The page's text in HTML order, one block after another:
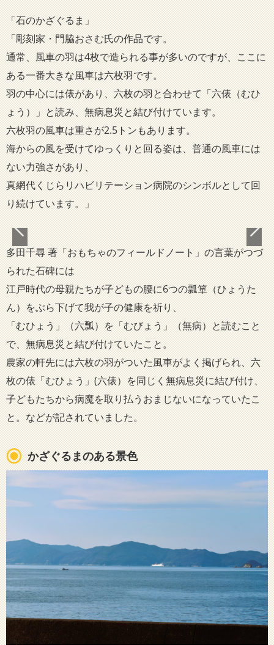
「石のかざぐるま」
「彫刻家・門脇おさむ氏の作品です。
通常、風車の羽は4枚で造られる事が多いのですが、ここに
ある一番大きな風車は六枚羽です。
羽の中心には俵があり、六枚の羽と合わせて「六俵（むひ
ょう）」と読み、無病息災と結び付けています。
六枚羽の風車は重さが2.5トンもあります。
海からの風を受けてゆっくりと回る姿は、普通の風車には
ない力強さがあり、
真網代くじらリハビリテーション病院のシンボルとして回
り続けています。」
多田千尋 著「おもちゃのフィールドノート」の言葉がつづ
られた石碑には
江戸時代の母親たちが子どもの腰に6つの瓢箪（ひょうた
ん）をぶら下げて我が子の健康を祈り、
「むひょう」（六瓢）を「むびょう」（無病）と読むこと
で、無病息災と結び付けていたこと。
農家の軒先には六枚の羽がついた風車がよく掲げられ、六
枚の俵「むひょう」(六俵）を同じく無病息災に結び付け、
子どもたちから病魔を取り払うおまじないになっていたこ
と。などが記されていました。
かざぐるまのある景色